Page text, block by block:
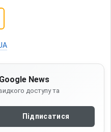
News
доступу та
Підписатися